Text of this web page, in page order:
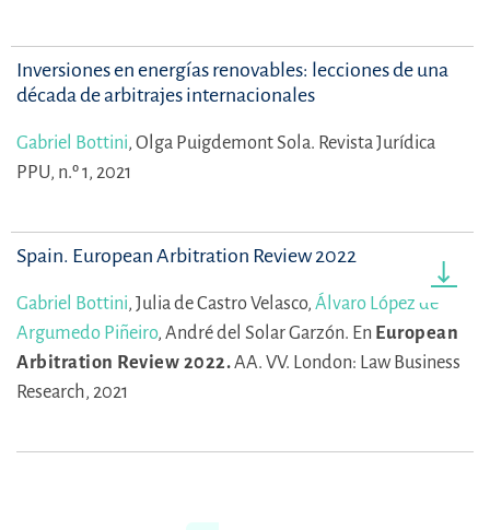
Inversiones en energías renovables: lecciones de una
década de arbitrajes internacionales
Gabriel Bottini, Olga Puigdemont Sola. Revista Jurídica
PPU, n.º 1, 2021
Spain. European Arbitration Review 2022
Gabriel Bottini, Julia de Castro Velasco, Álvaro López de
Argumedo Piñeiro, André del Solar Garzón. En European
Arbitration Review 2022.AA. VV. London: Law Business
Research, 2021